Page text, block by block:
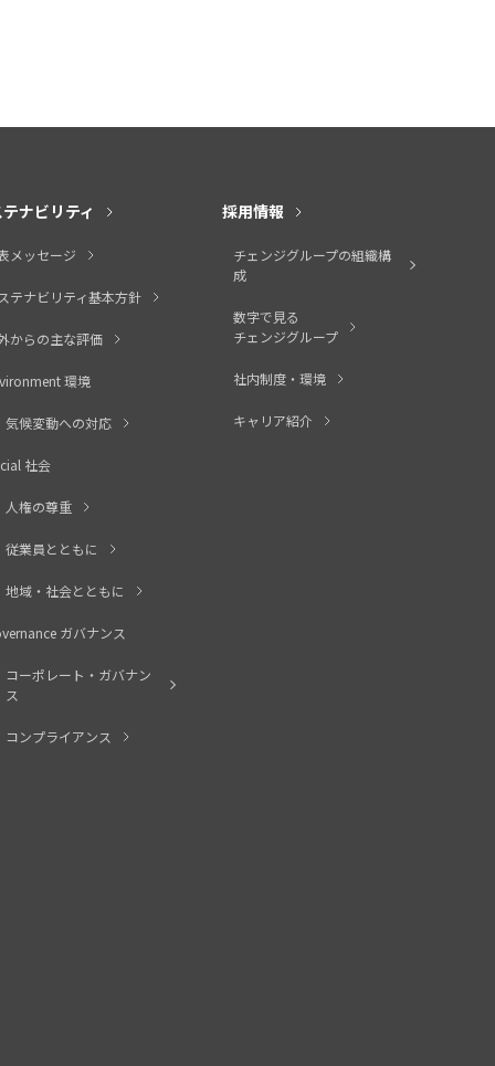
ナビリティ
メッセージ
テナビリティ基本方針
からの主な評価
環境
気候変動への対応
社会
人権の尊重
従業員とともに
地域・社会とともに
ガバナンス
コーポレート・ガバナン
ス
コンプライアンス
採用情報
チェンジグループの組織構
成
数字で見る
チェンジグループ
社内制度・環境
キャリア紹介